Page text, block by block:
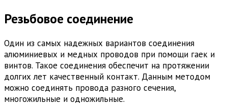
Резьбовое соединение
Один из самых надежных вариантов соединения
алюминиевых и медных проводов при помощи гаек и
винтов. Такое соединения обеспечит на протяжении
долгих лет качественный контакт. Данным методом
можно соединять провода разного сечения,
многожильные и одножильные.